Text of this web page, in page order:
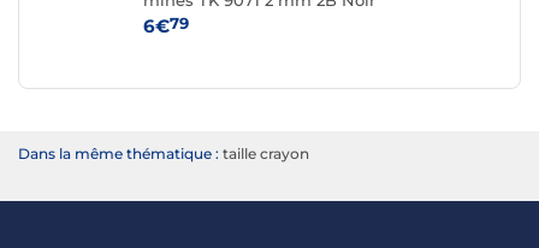
foncé
6€79
Dans la même thématique : taille crayon